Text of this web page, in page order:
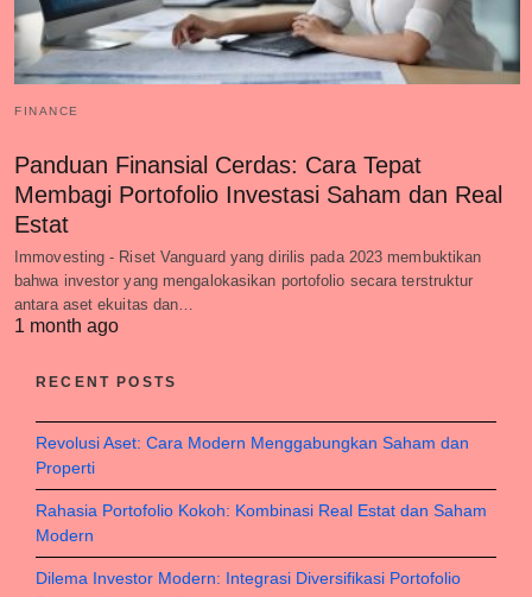
FINANCE
Panduan Finansial Cerdas: Cara Tepat
Membagi Portofolio Investasi Saham dan Real
Estat
Immovesting - Riset Vanguard yang dirilis pada 2023 membuktikan
bahwa investor yang mengalokasikan portofolio secara terstruktur
antara aset ekuitas dan…
1 month ago
RECENT POSTS
Revolusi Aset: Cara Modern Menggabungkan Saham dan
Properti
Rahasia Portofolio Kokoh: Kombinasi Real Estat dan Saham
Modern
Dilema Investor Modern: Integrasi Diversifikasi Portofolio